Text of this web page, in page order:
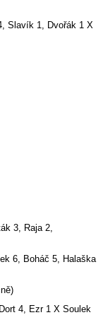
Slavík 1, Dvořák 1 X
3, Raja 2,
6, Boháč 5, Halaška
4, Ezr 1 X Soulek